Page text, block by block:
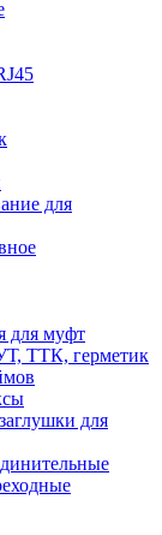
для
для муфт
ТТК, герметик
для